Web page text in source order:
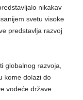
nikakav
svetu visoke
predstavlja razvoj
globalnog razvoja,
kome dolazi do
vodeće države